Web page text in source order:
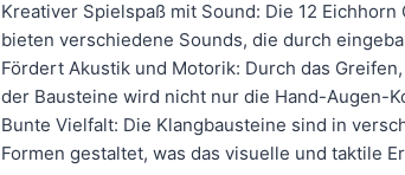
Kreativer Spielspaß mit Sound: Die 12
bieten verschiedene Sounds, die durch
Fördert Akustik und Motorik: Durch das
der Bausteine wird nicht nur die Hand-Augen-
Bunte Vielfalt: Die Klangbausteine sind in
Formen gestaltet, was das visuelle und taktile